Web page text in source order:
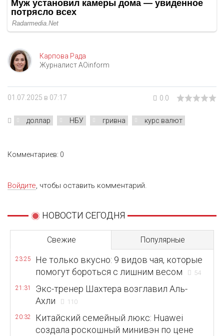
Карпова Рада
Журналист AOinform
01.07.2025 в 07:17 0.0
доллар НБУ гривна курс валют
Комментариев: 0
Войдите, чтобы оставить комментарий.
НОВОСТИ СЕГОДНЯ
Свежие Популярные
23:25
Не только вкусно: 9 видов чая, которые
помогут бороться с лишним весом
54
21:31
Экс-тренер Шахтера возглавил Аль-
Ахли
110
20:32
Китайский семейный люкс: Huawei
создала роскошный минивэн по цене